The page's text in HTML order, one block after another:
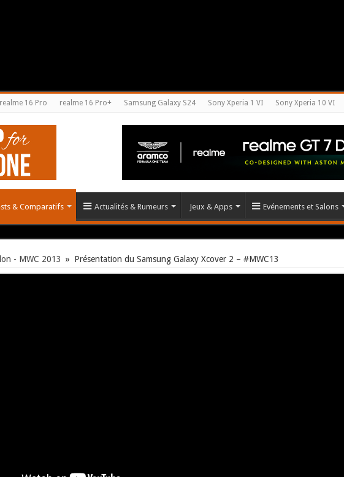
realme 16 Pro realme 16 Pro+ Samsung Galaxy S24 Sony Xperia 1 VI Sony Xperia 10 VI
& Comparatifs Actualités & Rumeurs Jeux & Apps Evénements et Salons
- MWC 2013 » Présentation du Samsung Galaxy Xcover 2 – #MWC13